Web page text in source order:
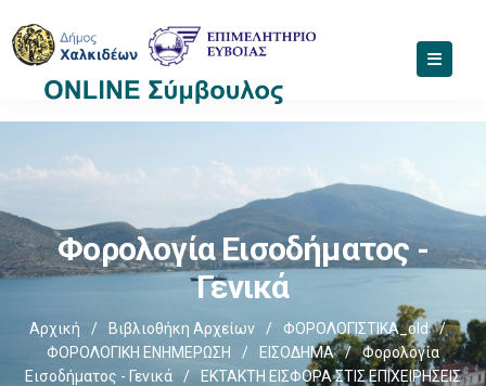
Φορολογία Εισοδήματος -
Γενικά
Αρχική / Βιβλιοθήκη Αρχείων / ΦΟΡΟΛΟΓΙΣΤΙΚΑ_old
/
ΦΟΡΟΛΟΓΙΚΗ ΕΝΗΜΕΡΩΣΗ
/ ΕΙΣΟΔΗΜΑ /
Φορολογία
Εισοδήματος - Γενικά
/
ΕΚΤΑΚΤΗ ΕΙΣΦΟΡΑ ΣΤΙΣ ΕΠΙΧΕΙΡΗΣΕΙΣ